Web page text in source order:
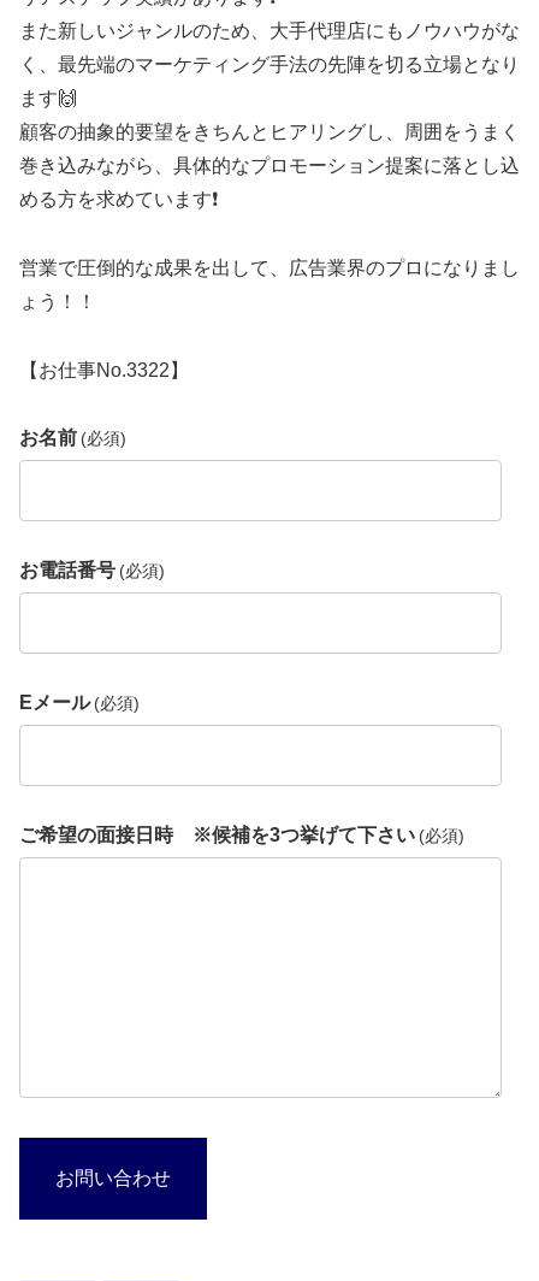
また新しいジャンルのため、大手代理店にもノウハウがな
く、最先端のマーケティング手法の先陣を切る立場となり
ます🙌
顧客の抽象的要望をきちんとヒアリングし、周囲をうまく
巻き込みながら、具体的なプロモーション提案に落とし込
める方を求めています❗
営業で圧倒的な成果を出して、広告業界のプロになりまし
ょう！！
【お仕事No.3322】
お名前 (必須)
お電話番号 (必須)
Eメール (必須)
ご希望の面接日時 ※候補を3つ挙げて下さい (必須)
お問い合わせ